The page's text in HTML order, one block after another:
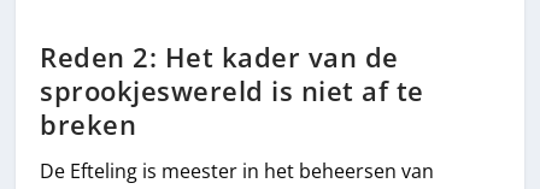
Reden 2: Het kader van de
sprookjeswereld is niet af te
breken
De Efteling is meester in het beheersen van